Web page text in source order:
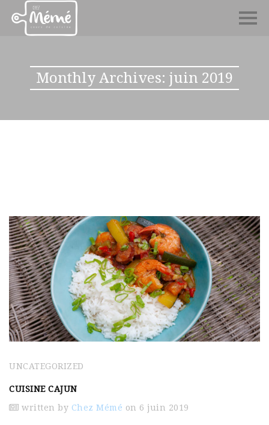
Monthly Archives: juin 2019
UNCATEGORIZED
CUISINE CAJUN
written by Chez Mémé on 6 juin 2019